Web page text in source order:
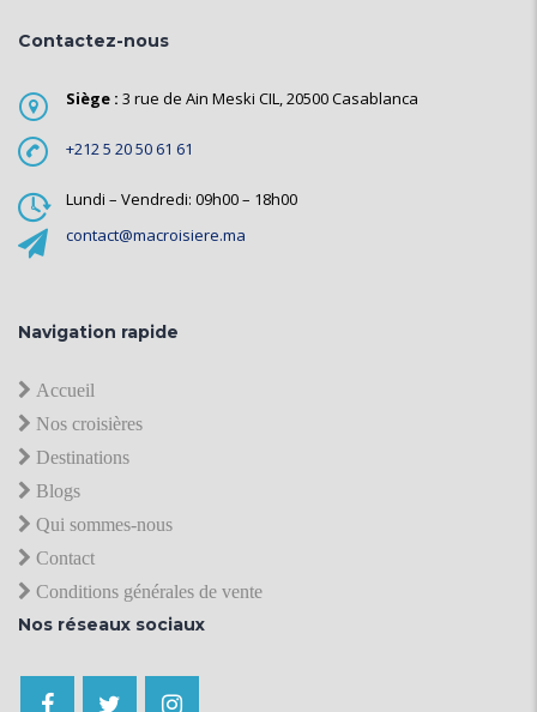
Contactez-nous
Siège : 3 rue de Ain Meski CIL, 20500 Casablanca
+212 5 20 50 61 61
Lundi – Vendredi: 09h00 – 18h00
contact@macroisiere.ma
Navigation rapide
Accueil
Nos croisières
Destinations
Blogs
Qui sommes-nous
Contact
Conditions générales de vente
Nos réseaux sociaux